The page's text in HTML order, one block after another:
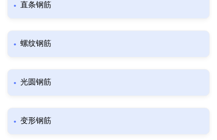
直条钢筋
螺纹钢筋
光圆钢筋
变形钢筋